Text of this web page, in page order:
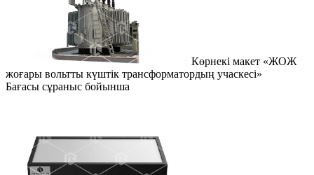
Көрнекі макет «ЖОЖ
жоғары вольтты күштік трансформатордың учаскесі»
Бағасы сұраныс бойынша